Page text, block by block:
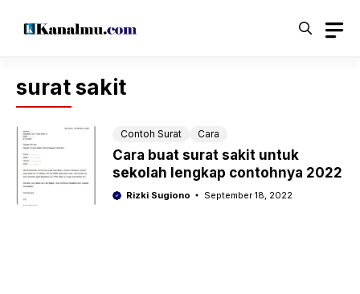
surat sakit
Contoh Surat Cara
Cara buat surat sakit untuk
sekolah lengkap contohnya 2022
Rizki Sugiono September 18, 2022